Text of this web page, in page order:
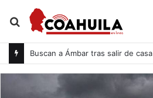
Buscar
Buscan a Ámbar tras salir de casa